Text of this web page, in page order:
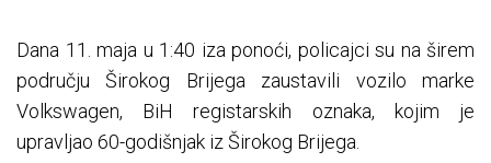
Dana 11. maja u 1:40 iza ponoći, policajci su na širem
području Širokog Brijega zaustavili vozilo marke
Volkswagen, BiH registarskih oznaka, kojim je
upravljao 60-godišnjak iz Širokog Brijega.